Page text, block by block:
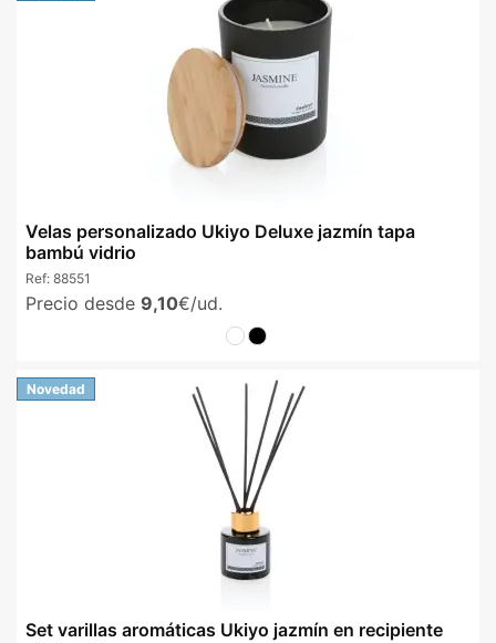
Velas personalizado Ukiyo Deluxe jazmín tapa
bambú vidrio
Ref: 88551
Precio desde 9,10€/ud.
Novedad
Set varillas aromáticas Ukiyo jazmín en recipiente